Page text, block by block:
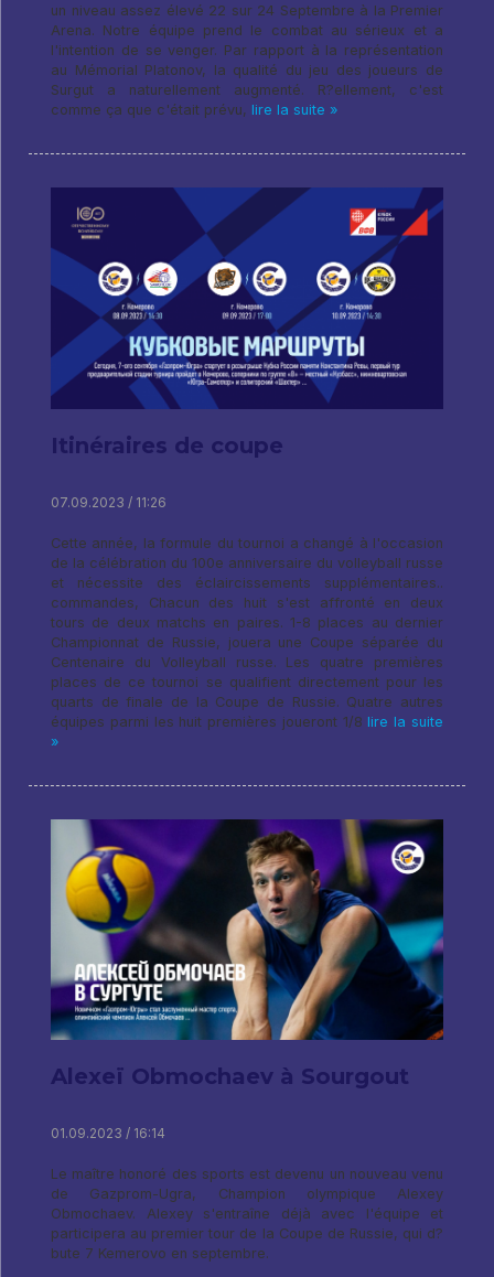
un niveau assez élevé 22 sur 24 Septembre à la Premier
Arena. Notre équipe prend le combat au sérieux et a
l'intention de se venger. Par rapport à la représentation
au Mémorial Platonov, la qualité du jeu des joueurs de
Surgut a naturellement augmenté. R?ellement, c'est
comme ça que c'était prévu, lire la suite »
Itinéraires de coupe
07.09.2023 / 11:26
Cette année, la formule du tournoi a changé à l'occasion
de la célébration du 100e anniversaire du volleyball russe
et nécessite des éclaircissements supplémentaires..
commandes, Chacun des huit s'est affronté en deux
tours de deux matchs en paires. 1-8 places au dernier
Championnat de Russie, jouera une Coupe séparée du
Centenaire du Volleyball russe. Les quatre premières
places de ce tournoi se qualifient directement pour les
quarts de finale de la Coupe de Russie. Quatre autres
équipes parmi les huit premières joueront 1/8 lire la suite
»
Alexeï Obmochaev à Sourgout
01.09.2023 / 16:14
Le maître honoré des sports est devenu un nouveau venu
de Gazprom-Ugra, Champion olympique Alexey
Obmochaev. Alexey s'entraîne déjà avec l'équipe et
participera au premier tour de la Coupe de Russie, qui d?
bute 7 Kemerovo en septembre.